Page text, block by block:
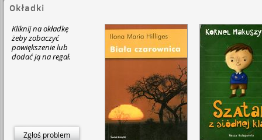
Okładki
Kliknij na okładkę
żeby zobaczyć
powiększenie lub
dodać ją na regał.
Zgłoś problem